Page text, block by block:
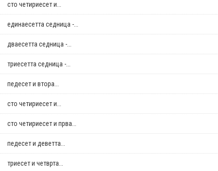
сто четириесет и...
единаесетта седница -...
дваесетта седница -...
триесетта седница -...
педесет и втора...
сто четириесет и...
сто четириесет и прва...
педесет и деветта...
триесет и четврта...